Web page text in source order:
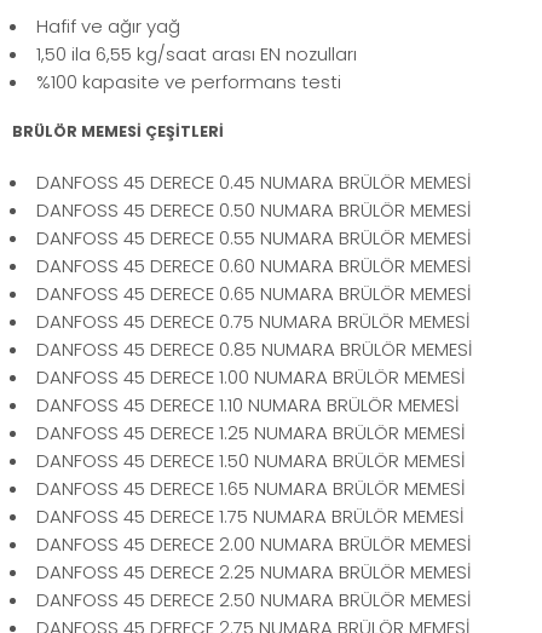
Hafif ve ağır yağ
1,50 ila 6,55 kg/saat arası EN nozulları
%100 kapasite ve performans testi
BRÜLÖR MEMESİ ÇEŞİTLERİ
DANFOSS 45 DERECE 0.45 NUMARA BRÜLÖR MEMESİ
DANFOSS 45 DERECE 0.50 NUMARA BRÜLÖR MEMESİ
DANFOSS 45 DERECE 0.55 NUMARA BRÜLÖR MEMESİ
DANFOSS 45 DERECE 0.60 NUMARA BRÜLÖR MEMESİ
DANFOSS 45 DERECE 0.65 NUMARA BRÜLÖR MEMESİ
DANFOSS 45 DERECE 0.75 NUMARA BRÜLÖR MEMESİ
DANFOSS 45 DERECE 0.85 NUMARA BRÜLÖR MEMESİ
DANFOSS 45 DERECE 1.00 NUMARA BRÜLÖR MEMESİ
DANFOSS 45 DERECE 1.10 NUMARA BRÜLÖR MEMESİ
DANFOSS 45 DERECE 1.25 NUMARA BRÜLÖR MEMESİ
DANFOSS 45 DERECE 1.50 NUMARA BRÜLÖR MEMESİ
DANFOSS 45 DERECE 1.65 NUMARA BRÜLÖR MEMESİ
DANFOSS 45 DERECE 1.75 NUMARA BRÜLÖR MEMESİ
DANFOSS 45 DERECE 2.00 NUMARA BRÜLÖR MEMESİ
DANFOSS 45 DERECE 2.25 NUMARA BRÜLÖR MEMESİ
DANFOSS 45 DERECE 2.50 NUMARA BRÜLÖR MEMESİ
DANFOSS 45 DERECE 2.75 NUMARA BRÜLÖR MEMESİ